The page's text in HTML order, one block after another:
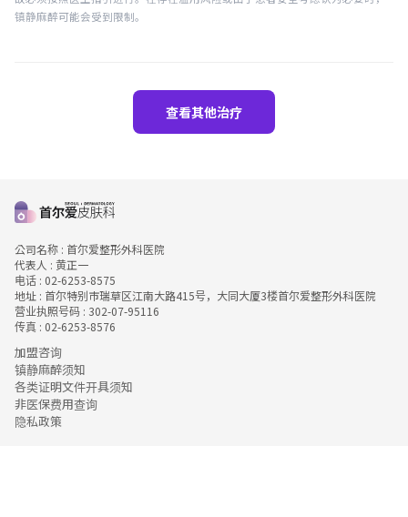
镇静麻醉可能会受到限制。
查看其他治疗
公司名称 : 首尔爱整形外科医院
代表人 : 黄正一
电话 : 02-6253-8575
地址 : 首尔特别市瑞草区江南大路415号，大同大厦3楼首尔爱整形外科医院
营业执照号码 : 302-07-95116
传真 : 02-6253-8576
加盟咨询
镇静麻醉须知
各类证明文件开具须知
非医保费用查询
隐私政策